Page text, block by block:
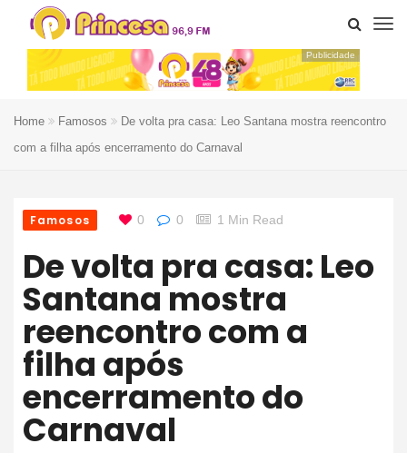
Publicidade
Home Famosos
De volta pra casa: Leo Santana mostra reencontro
com a filha após encerramento do Carnaval
Famosos 0 0 1 Min Read
De volta pra casa: Leo
Santana mostra
reencontro com a
filha após
encerramento do
Carnaval